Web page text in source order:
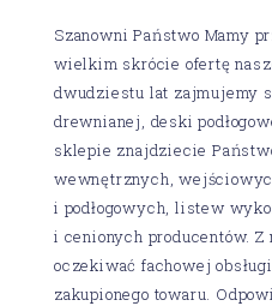
Szanowni Państwo Mamy
wielkim skrócie ofertę
dwudziestu lat zajmujemy
drewnianej, deski
sklepie znajdziecie
wewnętrznych,
i podłogowych, listew
i cenionych producentów.
oczekiwać fachowej
zakupionego towaru.